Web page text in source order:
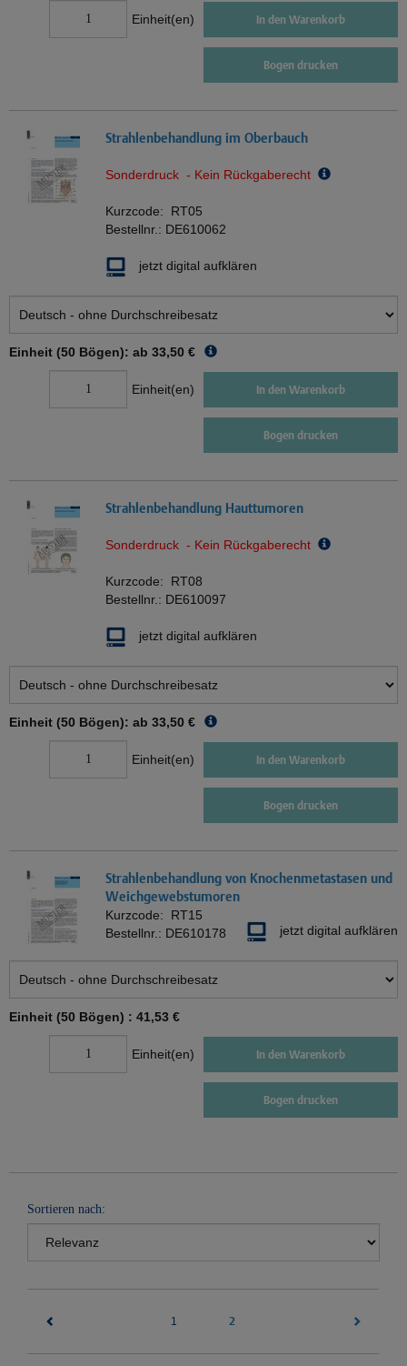
Einheit(en) In den Warenkorb
Bogen drucken
Strahlenbehandlung im Oberbauch
Sonderdruck - Kein Rückgaberecht
Kurzcode: RT05
Bestellnr.: DE610062
jetzt digital aufklären
Einheit (50 Bögen): ab 33,50 €
Einheit(en) In den Warenkorb
Bogen drucken
Strahlenbehandlung Hauttumoren
Sonderdruck - Kein Rückgaberecht
Kurzcode: RT08
Bestellnr.: DE610097
jetzt digital aufklären
Einheit (50 Bögen): ab 33,50 €
Einheit(en) In den Warenkorb
Bogen drucken
Strahlenbehandlung von Knochenmetastasen und
Weichgewebstumoren
Kurzcode: RT15
Bestellnr.: DE610178 jetzt digital aufklären
Einheit (50 Bögen) : 41,53 €
Einheit(en) In den Warenkorb
Bogen drucken
Sortieren nach:
1 2